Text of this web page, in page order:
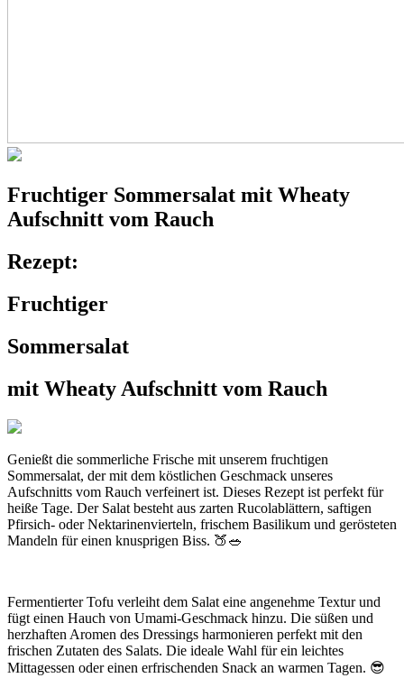
Fruchtiger Sommersalat mit Wheaty
Aufschnitt vom Rauch
Rezept:
Fruchtiger
Sommersalat
mit Wheaty Aufschnitt vom Rauch
Genießt die sommerliche Frische mit unserem fruchtigen
Sommersalat, der mit dem köstlichen Geschmack unseres
Aufschnitts vom Rauch verfeinert ist. Dieses Rezept ist perfekt für
heiße Tage. Der Salat besteht aus zarten Rucolablättern, saftigen
Pfirsich- oder Nektarinenvierteln, frischem Basilikum und gerösteten
Mandeln für einen knusprigen Biss. 🍑🥗
Fermentierter Tofu verleiht dem Salat eine angenehme Textur und
fügt einen Hauch von Umami-Geschmack hinzu. Die süßen und
herzhaften Aromen des Dressings harmonieren perfekt mit den
frischen Zutaten des Salats. Die ideale Wahl für ein leichtes
Mittagessen oder einen erfrischenden Snack an warmen Tagen. 😎